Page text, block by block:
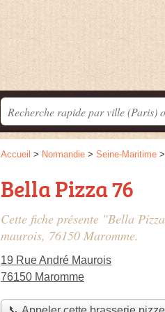
Accueil > Normandie > Seine-Maritime
Bella Pizza 76
Cette fiche présente "Bella
maurois, 76150 Maromme.
19 Rue André Maurois
76150 Maromme